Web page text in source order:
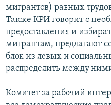
мигрантов) равных
Также КРИ говорит о
предоставления и
мигрантам, предлагают
блок из левых и
распределить между
Комитет за рабочий